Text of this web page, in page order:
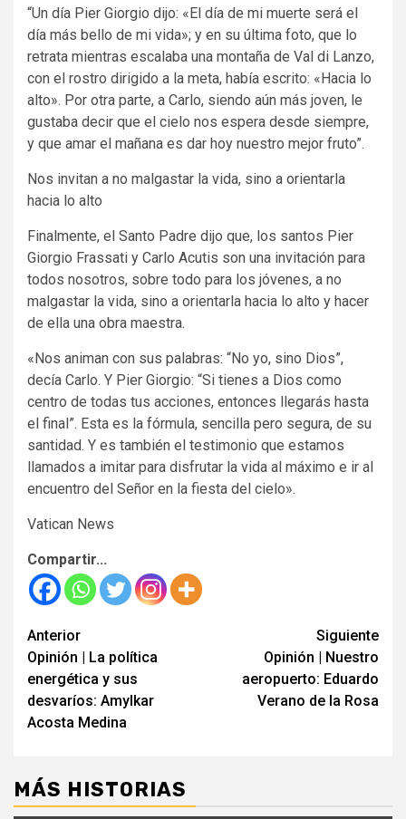
“Un día Pier Giorgio dijo: «El día de mi muerte será el
día más bello de mi vida»; y en su última foto, que lo
retrata mientras escalaba una montaña de Val di Lanzo,
con el rostro dirigido a la meta, había escrito: «Hacia lo
alto». Por otra parte, a Carlo, siendo aún más joven, le
gustaba decir que el cielo nos espera desde siempre,
y que amar el mañana es dar hoy nuestro mejor fruto”.
Nos invitan a no malgastar la vida, sino a orientarla
hacia lo alto
Finalmente, el Santo Padre dijo que, los santos Pier
Giorgio Frassati y Carlo Acutis son una invitación para
todos nosotros, sobre todo para los jóvenes, a no
malgastar la vida, sino a orientarla hacia lo alto y hacer
de ella una obra maestra.
«Nos animan con sus palabras: “No yo, sino Dios”,
decía Carlo. Y Pier Giorgio: “Si tienes a Dios como
centro de todas tus acciones, entonces llegarás hasta
el final”. Esta es la fórmula, sencilla pero segura, de su
santidad. Y es también el testimonio que estamos
llamados a imitar para disfrutar la vida al máximo e ir al
encuentro del Señor en la fiesta del cielo».
Vatican News
Compartir...
Seguir
leyendo
Anterior
Opinión | La política
energética y sus
desvaríos: Amylkar
Acosta Medina
Siguiente
Opinión | Nuestro
aeropuerto: Eduardo
Verano de la Rosa
MÁS HISTORIAS